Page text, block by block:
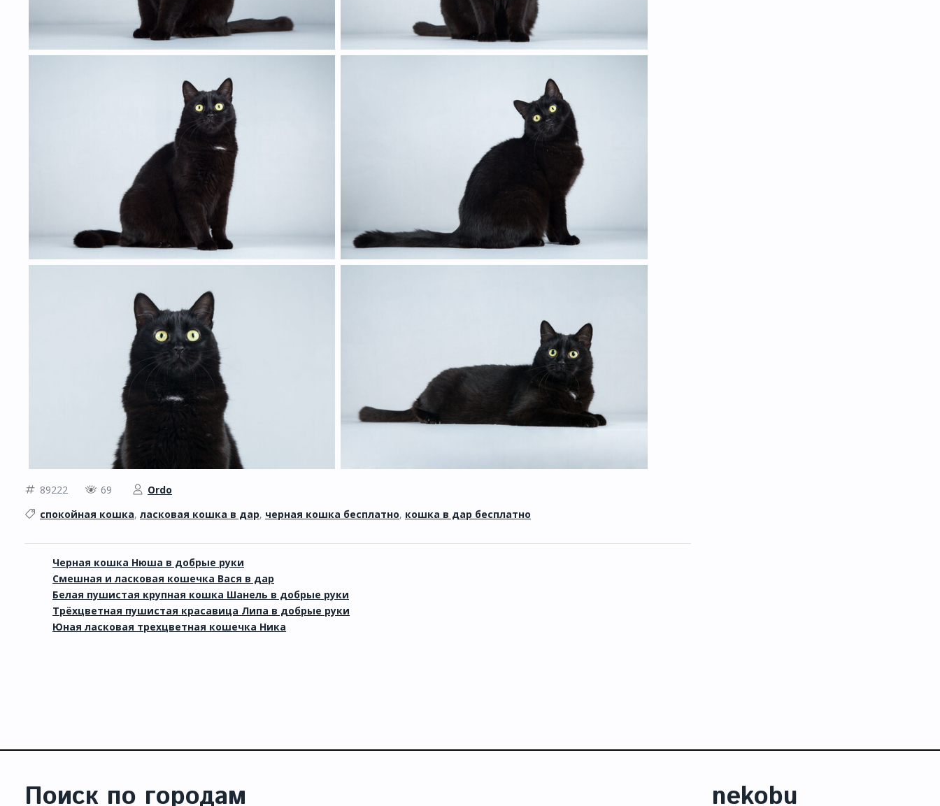
89222 69
Ordo
спокойная кошка, ласковая кошка в дар, черная кошка бесплатно, кошка в дар бесплатно
Черная кошка Нюша в добрые руки
Смешная и ласковая кошечка Вася в дар
Белая пушистая крупная кошка Шанель в добрые руки
Трёхцветная пушистая красавица Липа в добрые руки
Юная ласковая трехцветная кошечка Ника
Поиск по городам nekobu